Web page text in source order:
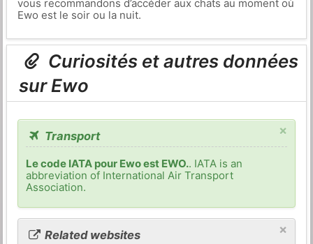
vous recommandons d’accéder aux chats au moment où
Ewo est le soir ou la nuit.
Curiosités et autres données
sur Ewo
×
Transport
Le code IATA pour Ewo est EWO.. IATA is an
abbreviation of International Air Transport
Association.
×
Related websites